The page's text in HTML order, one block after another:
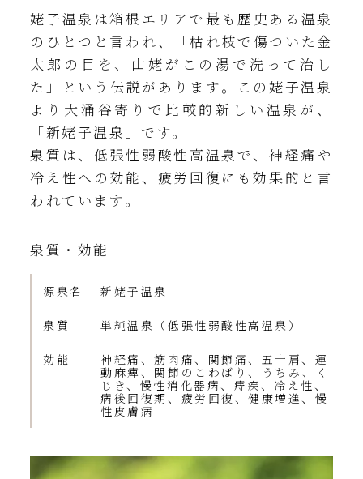
姥子温泉は箱根エリアで最も歴史ある温泉
のひとつと言われ、「枯れ枝で傷ついた金
太郎の目を、山姥がこの湯で洗って治し
た」という伝説があります。この姥子温泉
より大涌谷寄りで比較的新しい温泉が、
「新姥子温泉」です。
泉質は、低張性弱酸性高温泉で、神経痛や
冷え性への効能、疲労回復にも効果的と言
われています。
泉質・効能
源泉名 新姥子温泉
泉質 単純温泉（低張性弱酸性高温泉）
効能
神経痛、筋肉痛、関節痛、五十肩、運
動麻痺、関節のこわばり、うちみ、く
じき、慢性消化器病、痔疾、冷え性、
病後回復期、疲労回復、健康増進、慢
性皮膚病